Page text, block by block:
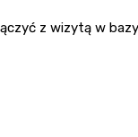
z wizytą w